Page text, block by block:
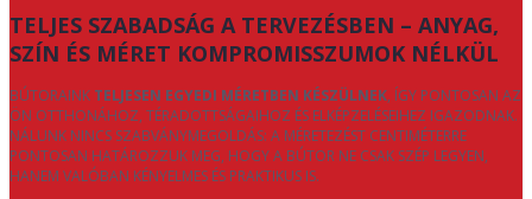
TELJES SZABADSÁG A TERVEZÉSBEN – ANYAG,
SZÍN ÉS MÉRET KOMPROMISSZUMOK NÉLKÜL
BÚTORAINK TELJESEN EGYEDI MÉRETBEN KÉSZÜLNEK, ÍGY PONTOSAN AZ
ÖN OTTHONÁHOZ, TÉRADOTTSÁGAIHOZ ÉS ELKÉPZELÉSEIHEZ IGAZODNAK.
NÁLUNK NINCS SZABVÁNYMEGOLDÁS: A MÉRETEZÉST CENTIMÉTERRE
PONTOSAN HATÁROZZUK MEG, HOGY A BÚTOR NE CSAK SZÉP LEGYEN,
HANEM VALÓBAN KÉNYELMES ÉS PRAKTIKUS IS.